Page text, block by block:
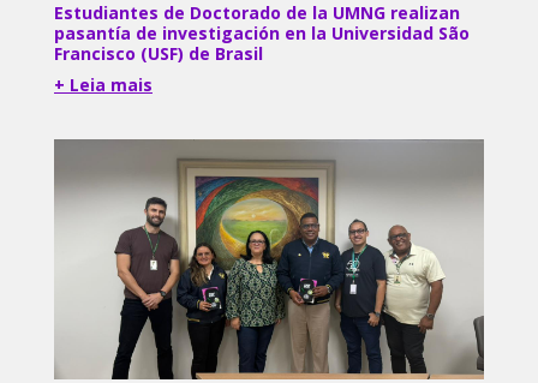
Estudiantes de Doctorado de la UMNG realizan
pasantía de investigación en la Universidad São
Francisco (USF) de Brasil
+ Leia mais